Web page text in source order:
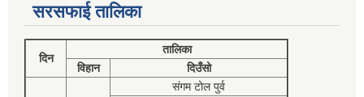
सरसफाई तालिका
दिन
तालिका
विहान
दिउँसो
संगम टोल पुर्व